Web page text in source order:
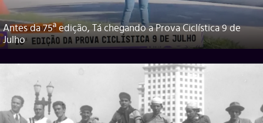
Antes da 75ª edição, Tá chegando a Prova Ciclística 9 de
Julho